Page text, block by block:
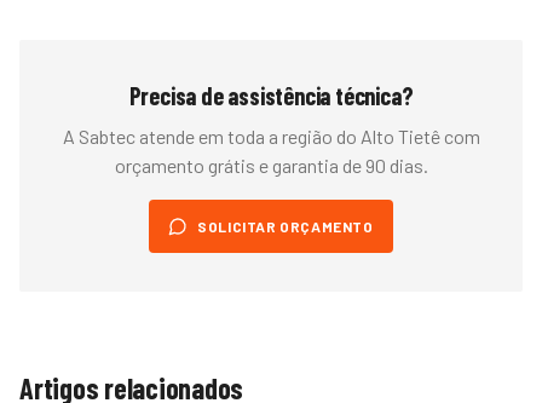
Precisa de assistência técnica?
A Sabtec atende em toda a região do Alto Tietêcom
orçamento grátis e garantia de 90 dias.
SOLICITAR ORÇAMENTO
Artigos relacionados